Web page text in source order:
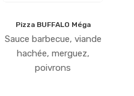
Ajouter
à la
Pizza BUFFALO Méga
Sauce barbecue, viande
hachée, merguez,
poivrons